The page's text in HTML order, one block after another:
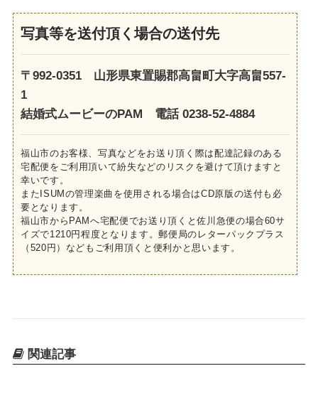
写真等を送付頂く場合の送付先
〒992-0351 山形県東置賜郡高畠町大字高畠557-
1
結婚式ムービーのPAM 電話 0238-52-4884
福山市のお客様、写真などをお送り頂く際は配達記録のある
宅配便をご利用頂いて紛失などのリスクを避けて頂けますと
幸いです。
またISUMの管理楽曲を使用される場合はCD原版の送付も必
要となります。
福山市からPAMへ宅配便でお送り頂くと佐川急便の場合60サ
イズで1210円程度となります。郵便局のレターパックプラス
（520円）などもご利用頂くと便利かと思います。
関連記事